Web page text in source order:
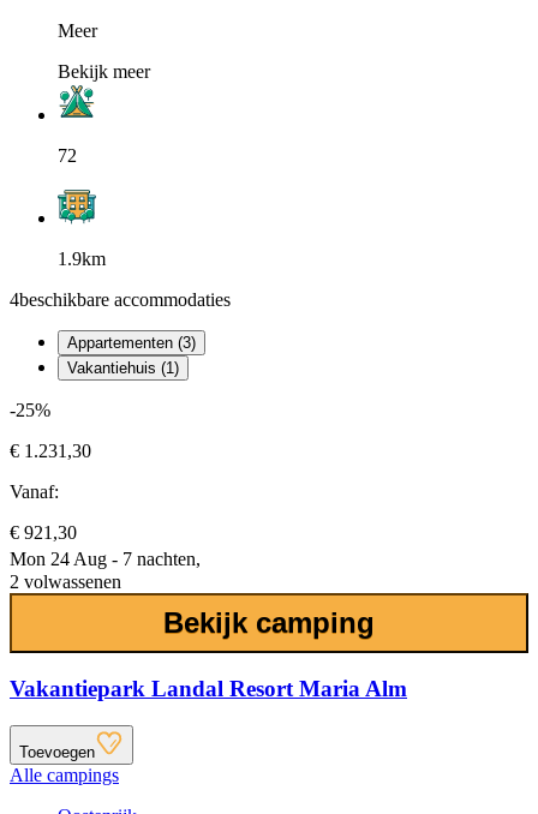
Meer
Bekijk meer
72
1.9km
4beschikbare accommodaties
Appartementen (3)
Vakantiehuis (1)
-25%
€ 1.231,30
Vanaf:
€ 921,30
Mon 24 Aug - 7 nachten,
2 volwassenen
Bekijk camping
Vakantiepark Landal Resort Maria Alm
Toevoegen
Alle campings